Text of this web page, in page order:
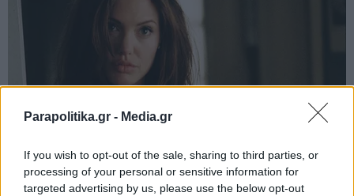
Parapolitika.gr - Media.gr
If you wish to opt-out of the sale, sharing to third parties, or
processing of your personal or sensitive information for
targeted advertising by us, please use the below opt-out